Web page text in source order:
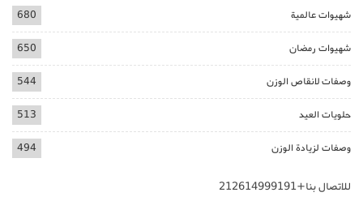
شهيوات عالمية 680
شهيوات رمضان 650
وصفات لانقاص الوزن 544
حلويات العيد 513
وصفات لزيادة الوزن 494
للاتصال بنا+212614999191